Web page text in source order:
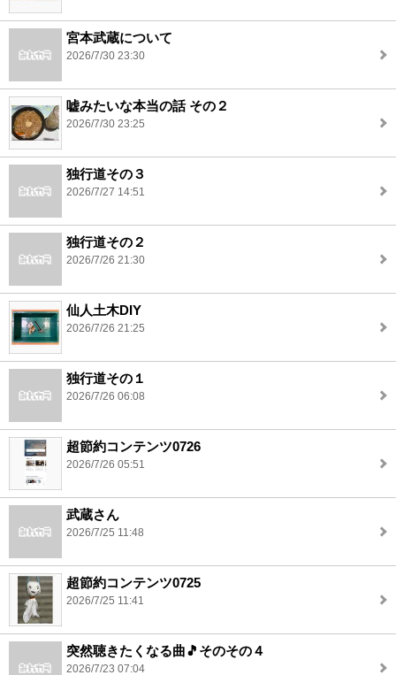
宮本武蔵について
2026/7/30 23:30
嘘みたいな本当の話 その２
2026/7/30 23:25
独行道その３
2026/7/27 14:51
独行道その２
2026/7/26 21:30
仙人土木DIY
2026/7/26 21:25
独行道その１
2026/7/26 06:08
超節約コンテンツ0726
2026/7/26 05:51
武蔵さん
2026/7/25 11:48
超節約コンテンツ0725
2026/7/25 11:41
突然聴きたくなる曲🎵そのその４
2026/7/23 07:04